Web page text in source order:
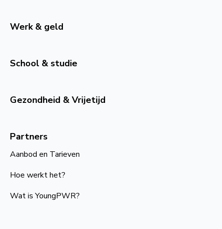
Werk & geld
School & studie
Gezondheid & Vrijetijd
Partners
Aanbod en Tarieven
Hoe werkt het?
Wat is YoungPWR?